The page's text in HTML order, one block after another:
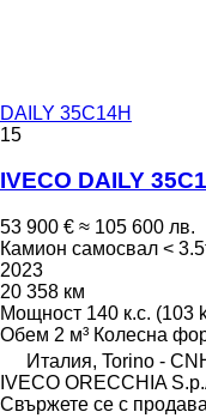
DAILY 35C14H
15
IVECO DAILY
53 900 € ≈ 105 600 лв.
Камион самосвал <
2023
20 358 км
Мощност 140 к.с. (103
Обем 2 м³ Колесна
Италия, Torino -
IVECO ORECCHIA
Свържете се с